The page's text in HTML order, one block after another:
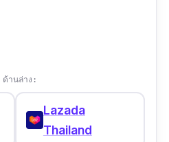
านล่าง:
Lazada
Thailand